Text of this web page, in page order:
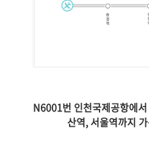
N6001번 인천국제공항에
산역, 서울역까지